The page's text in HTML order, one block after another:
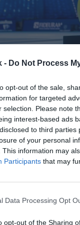
- Do Not Process
opt-out of the sale,
for targeted
selection. Please note
interest-based ads
to third
of your personal
This information may
Participants that may
Data Processing Opt
opt-out of the Sharing
su relación con
suiza
quedarse los
económicos del
de la ATP